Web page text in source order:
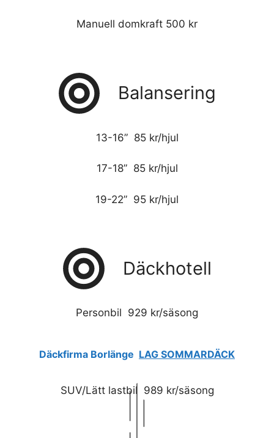
Manuell domkraft 500 kr
Balansering
13-16” 85 kr/hjul
17-18” 85 kr/hjul
19-22” 95 kr/hjul
Däckhotell
Personbil 929 kr/säsong
Däckfirma Borlänge LAG SOMMARDÄCK
SUV/Lätt lastbil 989 kr/säsong